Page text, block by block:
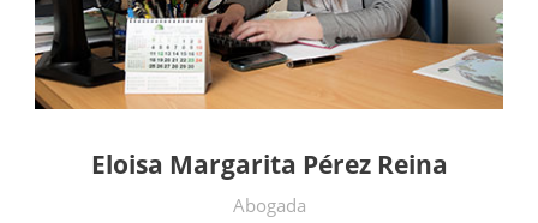
Eloisa Margarita Pérez Reina
Abogada